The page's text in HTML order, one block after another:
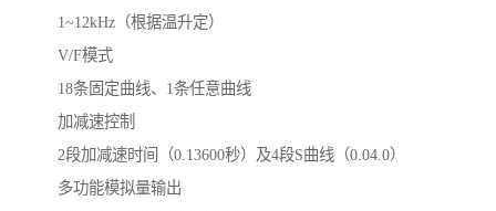
1~12kHz（根据温升定）
V/F模式
18条固定曲线、1条任意曲线
加减速控制
2段加减速时间（0.13600秒）及4段S曲线（0.04.0）
多功能模拟量输出